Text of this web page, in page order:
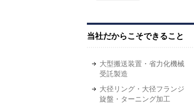
当社だからこそできること
大型搬送装置・省力化機械
受託製造
大径リング・大径フランジ
旋盤・ターニング加工